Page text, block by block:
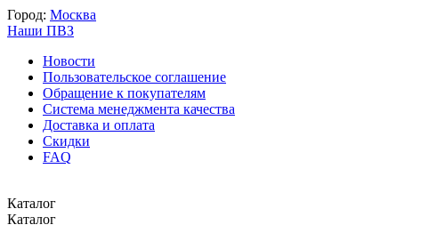
Город: Москва
Наши ПВЗ
Новости
Пользовательское соглашение
Обращение к покупателям
Система менеджмента качества
Доставка и оплата
Скидки
FAQ
Каталог
Каталог